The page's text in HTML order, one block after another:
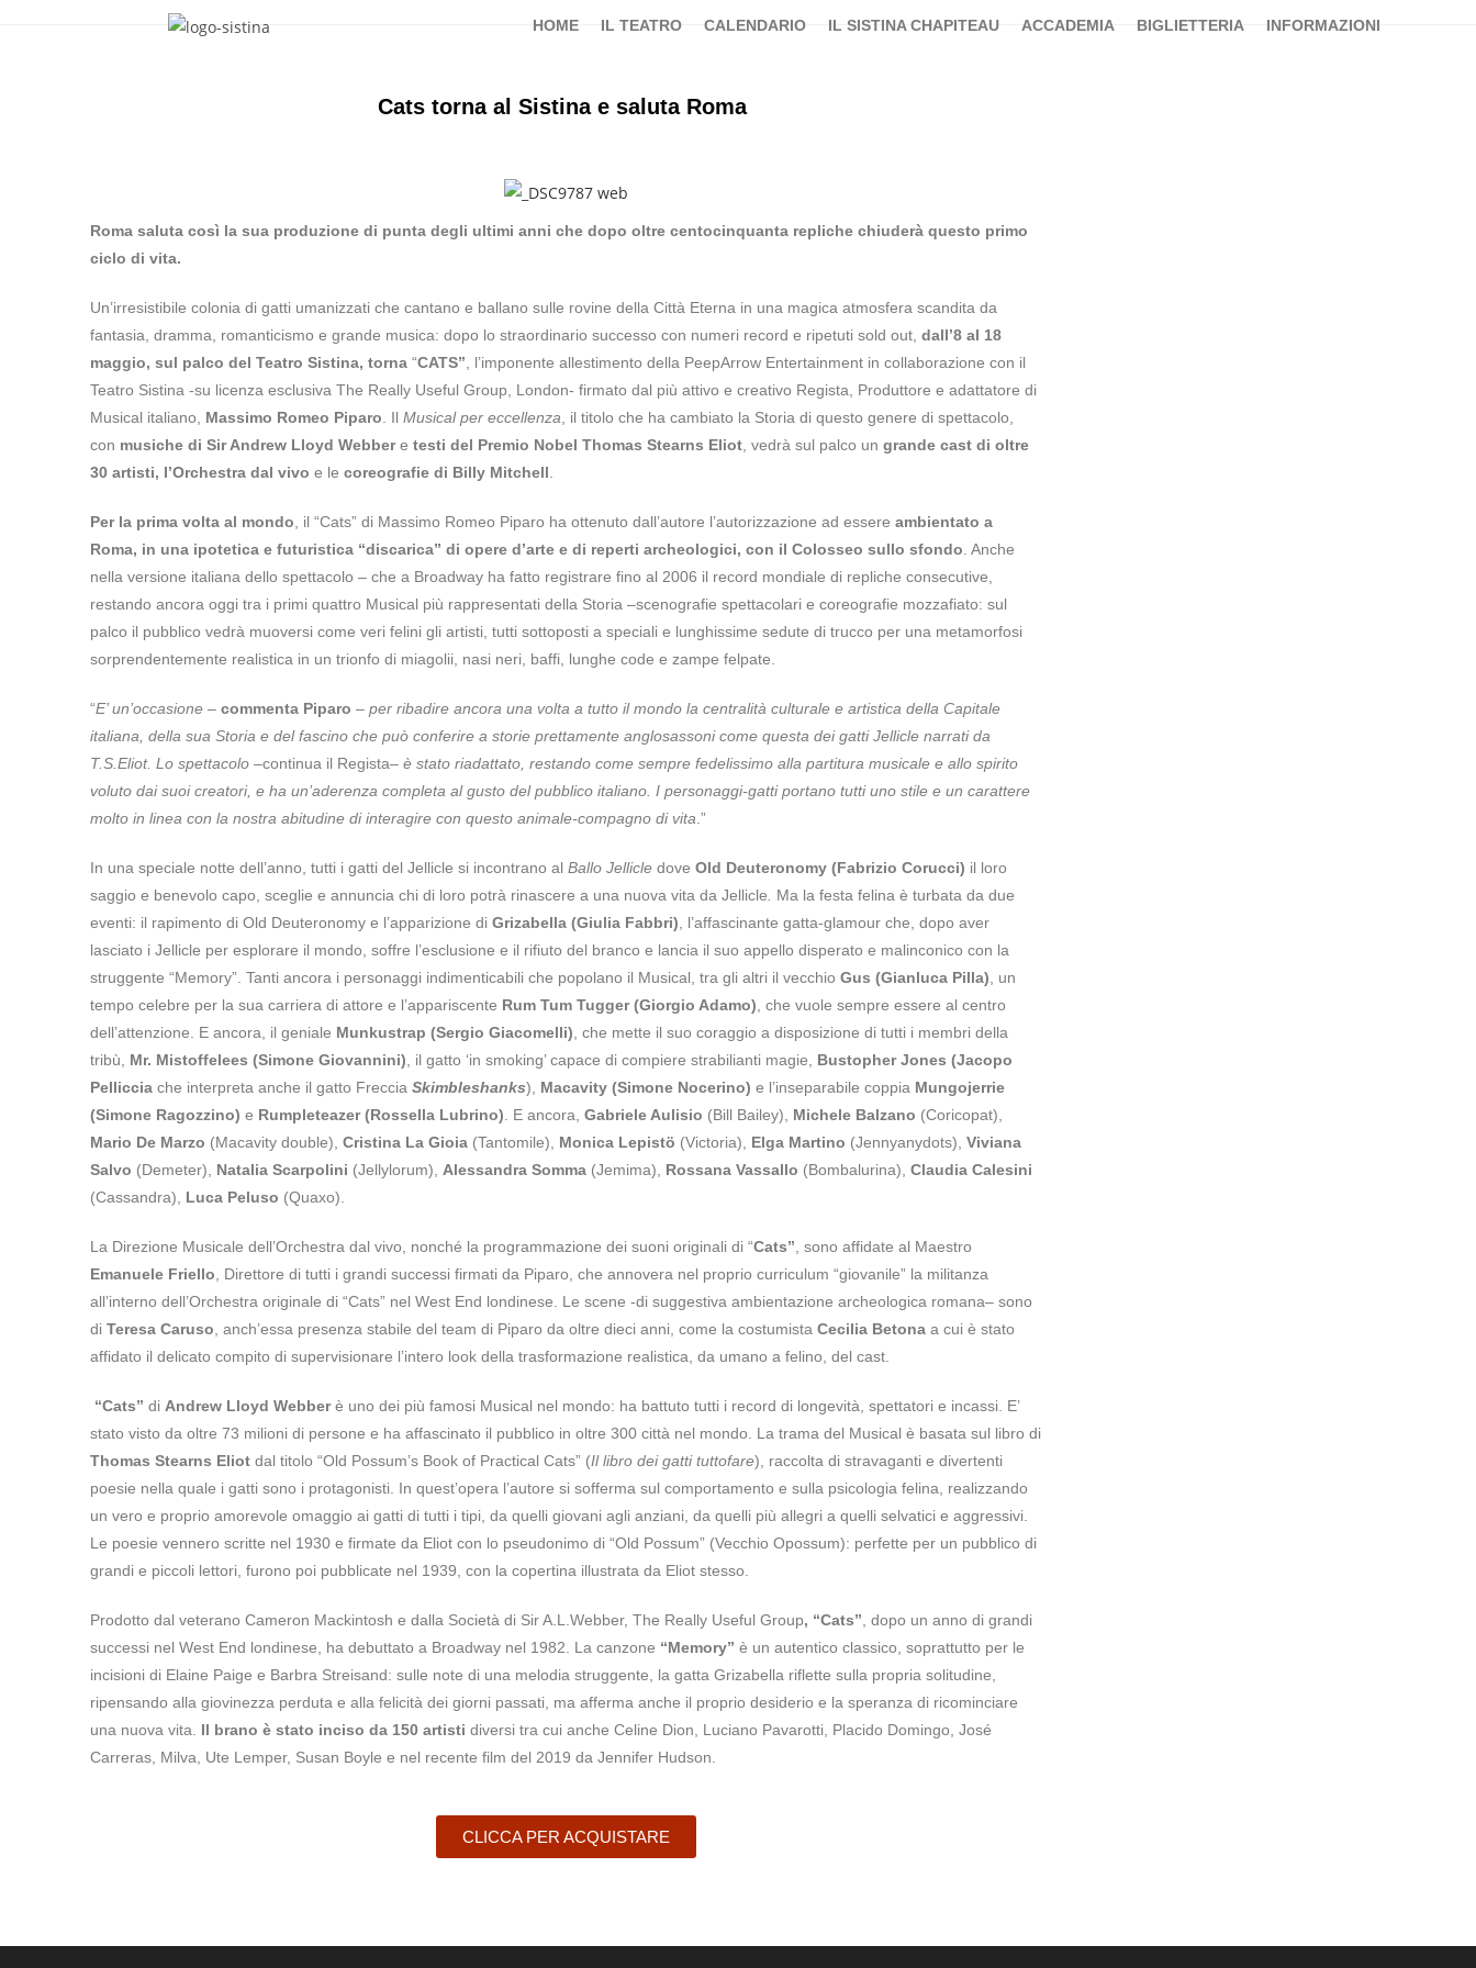
HOME IL TEATRO CALENDARIO IL SISTINA CHAPITEAU ACCADEMIA BIGLIETTERIA INFORMAZIONI
Cats torna al Sistina e saluta Roma
Roma saluta così la sua produzione di punta degli ultimi anni che dopo oltre centocinquanta repliche chiuderà questo primo
ciclo di vita.
Un’irresistibile colonia di gatti umanizzati che cantano e ballano sulle rovine della Città Eterna in una magica atmosfera scandita da
fantasia, dramma, romanticismo e grande musica: dopo lo straordinario successo con numeri record e ripetuti sold out, dall’8 al 18
maggio, sul palco del Teatro Sistina, torna “CATS” , l’imponente allestimento della PeepArrow Entertainment in collaborazione con il
Teatro Sistina -su licenza esclusiva The Really Useful Group, London- firmato dal più attivo e creativo Regista, Produttore e adattatore di
Musical italiano, Massimo Romeo Piparo . Il Musical per eccellenza , il titolo che ha cambiato la Storia di questo genere di spettacolo,
con musiche di Sir Andrew Lloyd Webbere testi del Premio Nobel Thomas Stearns Eliot , vedrà sul palco un grande cast di oltre
30 artisti, l’Orchestra dal vivo e le coreografie di Billy Mitchell
Per la prima volta al mondo , il “Cats” di Massimo Romeo Piparo ha ottenuto dall’autore l’autorizzazione ad essere ambientato a
Roma, in una ipotetica e futuristica “discarica” di opere d’arte e di reperti archeologici, con il Colosseo sullo sfondo . Anche
nella versione italiana dello spettacolo – che a Broadway ha fatto registrare fino al 2006 il record mondiale di repliche consecutive,
restando ancora oggi tra i primi quattro Musical più rappresentati della Storia –scenografie spettacolari e coreografie mozzafiato: sul
palco il pubblico vedrà muoversi come veri felini gli artisti, tutti sottoposti a speciali e lunghissime sedute di trucco per una metamorfosi
sorprendentemente realistica in un trionfo di miagolii, nasi neri, baffi, lunghe code e zampe felpate.
“E’ un’occasione – commenta Piparo – per ribadire ancora una volta a tutto il mondo la centralità culturale e artistica della Capitale
italiana, della sua Storia e del fascino che può conferire a storie prettamente anglosassoni come questa dei gatti Jellicle narrati da
T.S.Eliot. Lo spettacolo –continua il Regista– è stato riadattato, restando come sempre fedelissimo alla partitura musicale e allo spirito
voluto dai suoi creatori, e ha un’aderenza completa al gusto del pubblico italiano. I personaggi-gatti portano tutti uno stile e un carattere
molto in linea con la nostra abitudine di interagire con questo animale-compagno di vita .”
In una speciale notte dell’anno, tutti i gatti del Jellicle si incontrano al Ballo Jellicle dove Old Deuteronomy (Fabrizio Corucci) il loro
saggio e benevolo capo, sceglie e annuncia chi di loro potrà rinascere a una nuova vita da Jellicle
Ma la festa felina è turbata da due
eventi: il rapimento di Old Deuteronomy e l’apparizione di Grizabella (Giulia Fabbri) , l’affascinante gatta-glamour che, dopo aver
lasciato i Jellicle per esplorare il mondo, soffre l’esclusione e il rifiuto del branco e lancia il suo appello disperato e malinconico con la
struggente “Memory”. Tanti ancora i personaggi indimenticabili che popolano il Musical, tra gli altri il vecchio Gus (Gianluca Pilla) , un
tempo celebre per la sua carriera di attore e l’appariscente Rum Tum Tugger (Giorgio Adamo) , che vuole sempre essere al centro
dell’attenzione. E ancora, il geniale Munkustrap (Sergio Giacomelli) , che mette il suo coraggio a disposizione di tutti i membri della
tribù, Mr. Mistoffelees (Simone Giovannini) , il gatto ‘in smoking’ capace di compiere strabilianti magie, Bustopher Jones (Jacopo
Pelliccia che interpreta anche il gatto Freccia Skimbleshanks), Macavity (Simone Nocerino) e l’inseparabile coppia Mungojerrie
(Simone Ragozzino) e Rumpleteazer (Rossella Lubrino) . E ancora, Gabriele Aulisio (Bill Bailey), Michele Balzano (Coricopat),
Mario De Marzo (Macavity double), Cristina La Gioia (Tantomile), Monica Lepistö (Victoria), Elga Martino (Jennyanydots), Viviana
Salvo (Demeter), Natalia Scarpolini (Jellylorum), Alessandra Somma (Jemima), Rossana Vassallo (Bombalurina), Claudia Calesini
(Cassandra), Luca Peluso (Quaxo).
La Direzione Musicale dell’Orchestra dal vivo, nonché la programmazione dei suoni originali di “Cats” , sono affidate al Maestro
Emanuele Friello , Direttore di tutti i grandi successi firmati da Piparo, che annovera nel proprio curriculum “giovanile” la militanza
all’interno dell’Orchestra originale di “Cats” nel West End londinese. Le scene -di suggestiva ambientazione archeologica romana– sono
di Teresa Caruso , anch’essa presenza stabile del team di Piparo da oltre dieci anni, come la costumista Cecilia Betona a cui è stato
affidato il delicato compito di supervisionare l’intero look della trasformazione realistica, da umano a felino, del cast.
“Cats” di Andrew Lloyd Webberè uno dei più famosi Musical nel mondo: ha battuto tutti i record di longevità, spettatori e incassi. E’
stato visto da oltre 73 milioni di persone e ha affascinato il pubblico in oltre 300 città nel mondo. La trama del Musical è basata sul libro di
Thomas Stearns Eliot dal titolo “Old Possum’s Book of Practical Cats” (Il libro dei gatti tuttofare), raccolta di stravaganti e divertenti
poesie nella quale i gatti sono i protagonisti. In quest’opera l’autore si sofferma sul comportamento e sulla psicologia felina, realizzando
un vero e proprio amorevole omaggio ai gatti di tutti i tipi, da quelli giovani agli anziani, da quelli più allegri a quelli selvatici e aggressivi.
Le poesie vennero scritte nel 1930 e firmate da Eliot con lo pseudonimo di “Old Possum” (Vecchio Opossum): perfette per un pubblico di
grandi e piccoli lettori, furono poi pubblicate nel 1939, con la copertina illustrata da Eliot stesso.
Prodotto dal veterano Cameron Mackintosh e dalla Società di Sir A.L.Webber, The Really Useful Group, “Cats” , dopo un anno di grandi
successi nel West End londinese, ha debuttato a Broadway nel 1982. La canzone “Memory” è un autentico classico, soprattutto per le
incisioni di Elaine Paige e Barbra Streisand: sulle note di una melodia struggente, la gatta Grizabella riflette sulla propria solitudine,
ripensando alla giovinezza perduta e alla felicità dei giorni passati, ma afferma anche il proprio desiderio e la speranza di ricominciare
una nuova vita. Il brano è stato inciso da 150 artisti diversi tra cui anche Celine Dion, Luciano Pavarotti, Placido Domingo, José
Carreras, Milva, Ute Lemper, Susan Boyle e nel recente film del 2019 da Jennifer Hudson.
CLICCA PER ACQUISTARE